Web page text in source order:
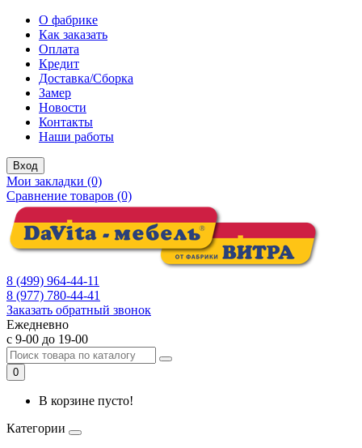
О фабрике
Как заказать
Оплата
Кредит
Доставка/Сборка
Замер
Новости
Контакты
Наши работы
Вход
Мои закладки (0)
Сравнение товаров (0)
8 (499) 964-44-11
8 (977) 780-44-41
Заказать обратный звонок
Ежедневно
с 9-00 до 19-00
0
В корзине пусто!
Категории